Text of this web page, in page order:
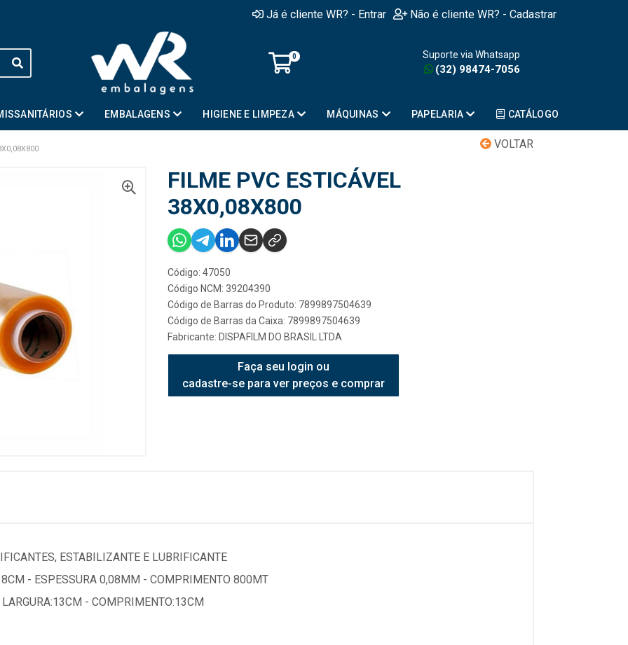
Já é cliente WR? - Entrar Não é cliente WR? - Cadastrar
0 Suporte via Whatsapp
(32) 98474-7056
EMBALAGENS HIGIENE E LIMPEZA MÁQUINAS PAPELARIA CATÁLOGO
VOLTAR
FILME PVC ESTICÁVEL
38X0,08X800
Código: 47050
Código NCM: 39204390
Código de Barras do Produto: 7899897504639
Código de Barras da Caixa: 7899897504639
Fabricante: DISPAFILM DO BRASIL LTDA
Faça seu login ou
cadastre-se para ver preços e comprar
ESTABILIZANTE E LUBRIFICANTE
- ESPESSURA 0,08MM - COMPRIMENTO 800MT
- COMPRIMENTO:13CM